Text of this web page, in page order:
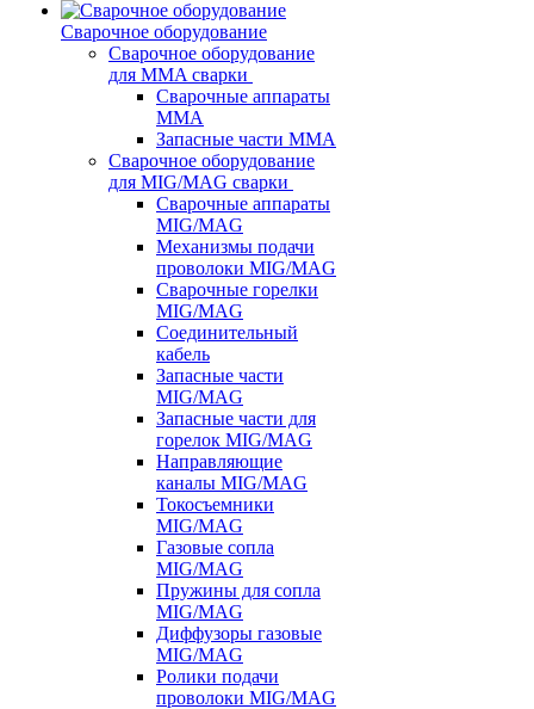
Сварочное оборудование
Сварочное оборудование
для MMA сварки
Сварочные аппараты
MMA
Запасные части MMA
Сварочное оборудование
для MIG/MAG сварки
Сварочные аппараты
MIG/MAG
Механизмы подачи
проволоки MIG/MAG
Сварочные горелки
MIG/MAG
Соединительный
кабель
Запасные части
MIG/MAG
Запасные части для
горелок MIG/MAG
Направляющие
каналы MIG/MAG
Токосъемники
MIG/MAG
Газовые сопла
MIG/MAG
Пружины для сопла
MIG/MAG
Диффузоры газовые
MIG/MAG
Ролики подачи
проволоки MIG/MAG